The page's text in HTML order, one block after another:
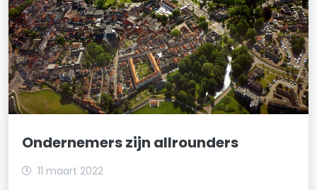
Ondernemers zijn allrounders
11 maart 2022